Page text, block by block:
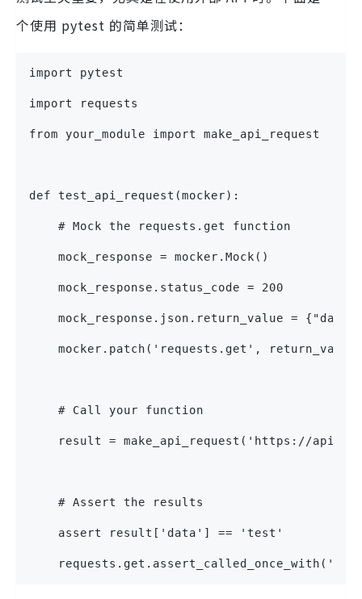
个使用 pytest 的简单测试：
import pytest
import requests
from your_module import make_api_request  #
def test_api_request(mocker):
    # Mock the requests.get function
    mock_response = mocker.Mock()
    mock_response.status_code = 200
mock_response.json.return_value =
mocker.patch('requests.get',
    # Call your function
result = make_api_request('https://
    # Assert the results
    assert result['data'] == 'test'